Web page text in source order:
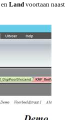
en Land voortaan naast